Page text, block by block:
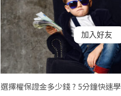
選擇權保證金多少錢 ? 5分鐘快速學
加入好友